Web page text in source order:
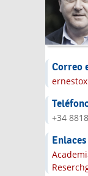
Correo
+34
Enlaces